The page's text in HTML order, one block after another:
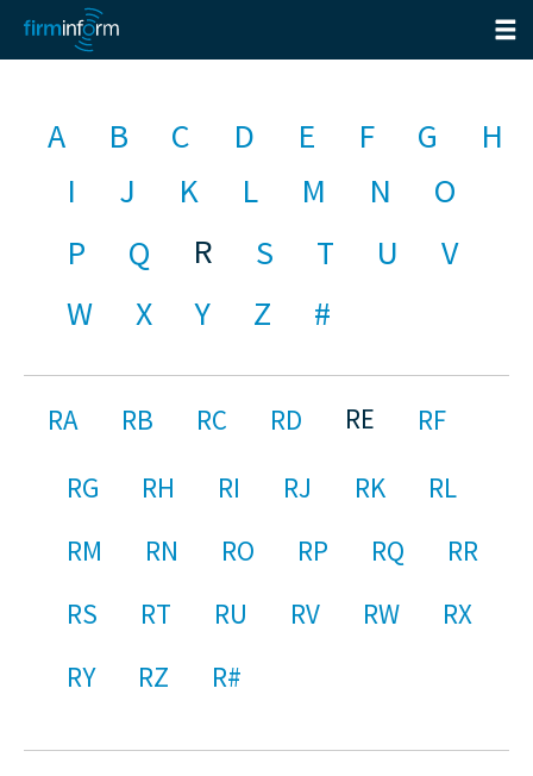
A B C D E F G
H
I
J K L M N
O
P
Q R S T U
V
W
X Y Z #
RA RB RC RD RE
RF
RG
RH RI RJ RK
RL
RM
RN RO RP RQ
RR
RS
RT RU RV RW
RX
RY
RZ R#